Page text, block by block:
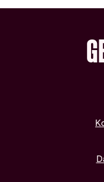
DIN LÖN
Sommarjobb
OB-tillägg
Anställningsbevis